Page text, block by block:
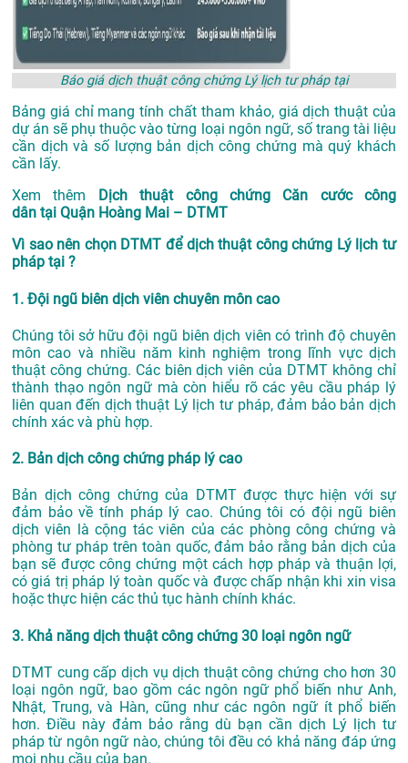
Báo giá dịch thuật công chứng Lý lịch tư pháp tại
Bảng giá chỉ mang tính chất tham khảo, giá dịch thuật của
dự án sẽ phụ thuộc vào từng loại ngôn ngữ, số trang tài liệu
cần dịch và số lượng bản dịch công chứng mà quý khách
cần lấy.
Xem thêm
Dịch thuật công chứng Căn cước công
dân tại Quận Hoàng Mai – DTMT
Vì sao nên chọn DTMT để dịch thuật công chứng Lý lịch tư
pháp tại ?
1. Đội ngũ biên dịch viên chuyên môn cao
Chúng tôi sở hữu đội ngũ biên dịch viên có trình độ chuyên
môn cao và nhiều năm kinh nghiệm trong lĩnh vực dịch
thuật công chứng. Các biên dịch viên của DTMT không chỉ
thành thạo ngôn ngữ mà còn hiểu rõ các yêu cầu pháp lý
liên quan đến dịch thuật Lý lịch tư pháp, đảm bảo bản dịch
chính xác và phù hợp.
2. Bản dịch công chứng pháp lý cao
Bản dịch công chứng của DTMT được thực hiện với sự
đảm bảo về tính pháp lý cao. Chúng tôi có đội ngũ biên
dịch viên là cộng tác viên của các phòng công chứng và
phòng tư pháp trên toàn quốc, đảm bảo rằng bản dịch của
bạn sẽ được công chứng một cách hợp pháp và thuận lợi,
có giá trị pháp lý toàn quốc và được chấp nhận khi xin visa
hoặc thực hiện các thủ tục hành chính khác.
3. Khả năng dịch thuật công chứng 30 loại ngôn ngữ
DTMT cung cấp dịch vụ dịch thuật công chứng cho hơn 30
loại ngôn ngữ, bao gồm các ngôn ngữ phổ biến như Anh,
Nhật, Trung, và Hàn, cũng như các ngôn ngữ ít phổ biến
hơn. Điều này đảm bảo rằng dù bạn cần dịch Lý lịch tư
pháp từ ngôn ngữ nào, chúng tôi đều có khả năng đáp ứng
mọi nhu cầu của bạn.